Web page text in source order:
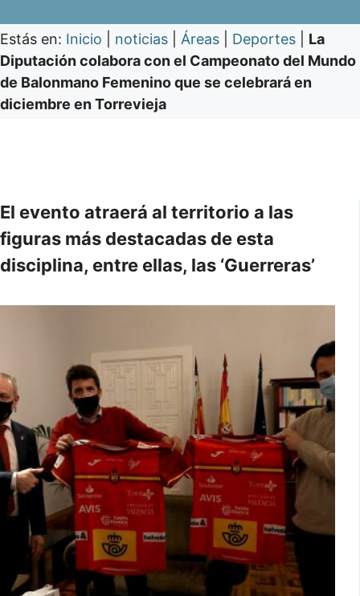
Estás en: Inicio noticias Áreas Deportes
La
Diputación colabora con el Campeonato del Mundo
de Balonmano Femenino que se celebrará en
diciembre en Torrevieja
El evento atraerá al territorio a las
figuras más destacadas de esta
disciplina, entre ellas, las ‘Guerreras’